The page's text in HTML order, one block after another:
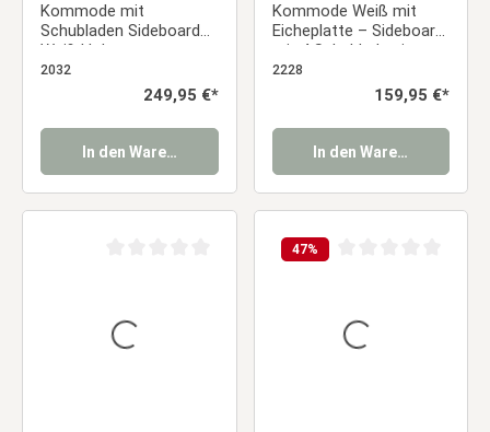
Kommode mit
Schubladen Sideboard
Weiß Holz
Schlafzimmerschrank
2032
Regulärer Preis:
249,95 €*
In den Warenkorb
Kommode Weiß mit
Eicheplatte – Sideboard
mit 4 Schubladen im
Landhausstil
2228
Regulärer Preis:
159,95 €*
In den Warenkorb
47%